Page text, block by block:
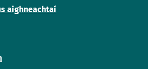
aighneachtaí